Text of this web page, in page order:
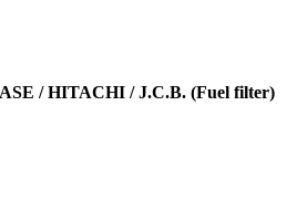
/ HITACHI / J.C.B. (Fuel filter)